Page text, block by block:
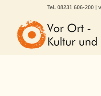
Tel. 08231 606-200 |